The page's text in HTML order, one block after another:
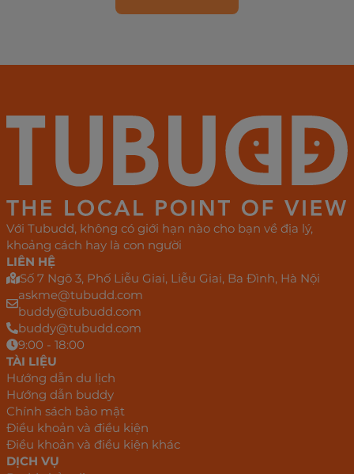
Với Tubudd, không có giới hạn nào cho bạn về địa lý,
khoảng cách hay là con người
LIÊN HỆ
Số 7 Ngõ 3, Phố Liễu Giai, Liễu Giai, Ba Đình, Hà Nội
askme@tubudd.com
buddy@tubudd.com
buddy@tubudd.com
9:00 - 18:00
TÀI LIỆU
Hướng dẫn du lịch
Hướng dẫn buddy
Chính sách bảo mật
Điều khoản và điều kiện
Điều khoản và điều kiện khác
DỊCH VỤ